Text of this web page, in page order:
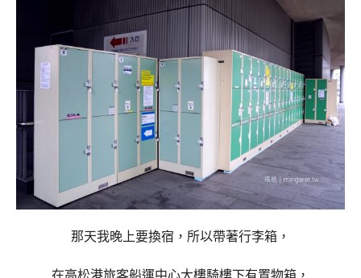
那天我晚上要換宿，所以帶著行李箱，
在高松港旅客船運中心大樓騎樓下有置物箱，